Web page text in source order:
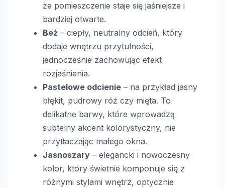
że pomieszczenie staje się jaśniejsze i
bardziej otwarte.
Beż – ciepły, neutralny odcień, który
dodaje wnętrzu przytulności,
jednocześnie zachowując efekt
rozjaśnienia.
Pastelowe odcienie – na przykład jasny
błękit, pudrowy róż czy mięta. To
delikatne barwy, które wprowadzą
subtelny akcent kolorystyczny, nie
przytłaczając małego okna.
Jasnoszary – elegancki i nowoczesny
kolor, który świetnie komponuje się z
różnymi stylami wnętrz, optycznie